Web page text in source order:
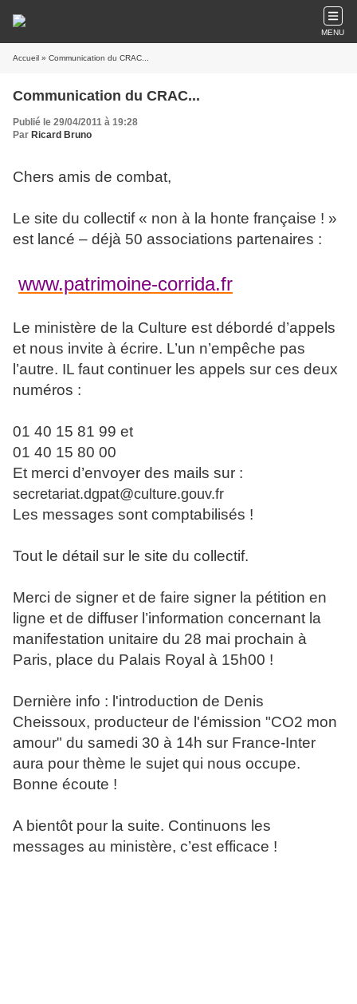
MENU
Accueil » Communication du CRAC...
Communication du CRAC...
Publié le 29/04/2011 à 19:28
Par Ricard Bruno
Chers amis de combat,
Le site du collectif « non à la honte française ! »
est lancé – déjà 50 associations partenaires :
www.patrimoine-corrida.fr
Le ministère de la Culture est débordé d’appels
et nous invite à écrire. L’un n’empêche pas
l’autre. IL faut continuer les appels sur ces deux
numéros :
01 40 15 81 99 et
01 40 15 80 00
Et merci d’envoyer des mails sur :
secretariat.dgpat@culture.gouv.fr
Les messages sont comptabilisés !
Tout le détail sur le site du collectif.
Merci de signer et de faire signer la pétition en
ligne et de diffuser l’information concernant la
manifestation unitaire du 28 mai prochain à
Paris, place du Palais Royal à 15h00 !
Dernière info : l'introduction de Denis
Cheissoux, producteur de l'émission "CO2 mon
amour" du samedi 30 à 14h sur France-Inter
aura pour thème le sujet qui nous occupe.
Bonne écoute !
A bientôt pour la suite. Continuons les
messages au ministère, c’est efficace !